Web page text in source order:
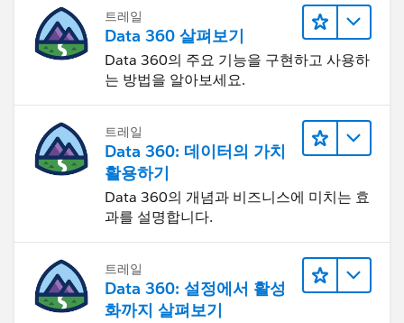
트레일
Data 360 살펴보기
Data 360의 주요 기능을 구현하고 사용하
는 방법을 알아보세요.
트레일
Data 360: 데이터의 가치
활용하기
Data 360의 개념과 비즈니스에 미치는 효
과를 설명합니다.
트레일
Data 360: 설정에서 활성
화까지 살펴보기